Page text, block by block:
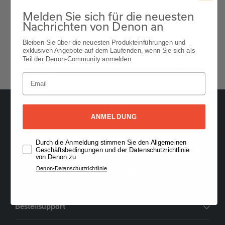
AV Receiver
Der Denon AVR-X2400H ist ein netzwerkfähiger 7.2-Kanal-AV-
Receiver mit Unterstützung für Dolby Atmos und DTS: X, der ein
immersives, dreidimensionales Audio liefert. Es verfügt über eine
fortschrittliche Videoverarbeitung, drahtlose Streaming-Funktionen,
Black
Oude Stadsgracht 1, 5611DD Eindhoven, NL
+49 (0) 2157 1373 706
Händlersuche
Bestellsupport
Melden Sie sich für die neuesten
Nachrichten von Denon an
Bleiben Sie über die neuesten Produkteinführungen und
exklusiven Angebote auf dem Laufenden, wenn Sie sich als
Teil der Denon-Community anmelden.
ANMELDUNG
Durch die Anmeldung stimmen Sie den Allgemeinen
Geschäftsbedingungen und der Datenschutzrichtlinie
von Denon zu
Denon-Datenschutzrichtlinie